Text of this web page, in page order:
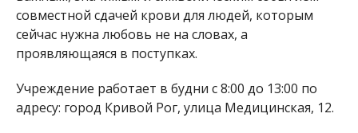
совместной сдачей крови для людей, которым
сейчас нужна любовь не на словах, а
проявляющаяся в поступках.
Учреждение работает в будни с 8:00 до 13:00 по
адресу: город Кривой Рог, улица Медицинская, 12.